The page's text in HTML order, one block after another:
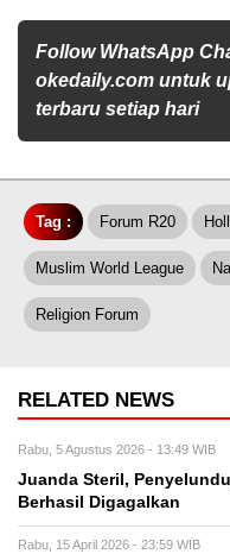
Follow WhatsApp
okedaily.com untuk
terbaru setiap hari
Tag : Forum R20
Muslim World League
Religion Forum
RELATED NEWS
Rabu, 5 Agustus 2026 - 13:49 WIB
Juanda Steril,
Berhasil Digagalkan
Rabu, 15 April 2026 - 23:59 WIB